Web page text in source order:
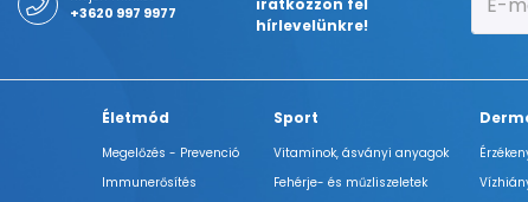
+3620 997 9977
iratkozzon fel
hírlevelünkre!
Életmód
Megelőzés - Prevenció
Immunerősítés
Sport
Vitaminok, ásványi anyagok
Fehérje- és műzliszeletek